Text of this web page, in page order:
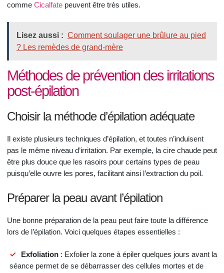
comme Cicalfate peuvent être très utiles.
Lisez aussi : Comment soulager une brûlure au pied
? Les remèdes de grand-mère
Méthodes de prévention des irritations
post-épilation
Choisir la méthode d’épilation adéquate
Il existe plusieurs techniques d’épilation, et toutes n’induisent
pas le même niveau d’irritation. Par exemple, la cire chaude peut
être plus douce que les rasoirs pour certains types de peau
puisqu’elle ouvre les pores, facilitant ainsi l’extraction du poil.
Préparer la peau avant l’épilation
Une bonne préparation de la peau peut faire toute la différence
lors de l’épilation. Voici quelques étapes essentielles :
Exfoliation : Exfolier la zone à épiler quelques jours avant la
séance permet de se débarrasser des cellules mortes et de